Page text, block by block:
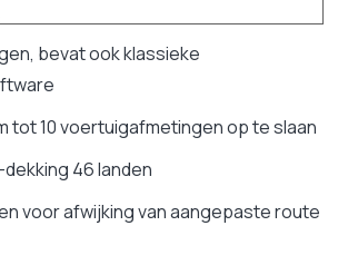
bevat ook klassieke
tot 10 voertuigafmetingen op te slaan
46 landen
voor afwijking van aangepaste route